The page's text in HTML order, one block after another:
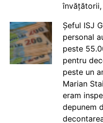
Șeful ISJ
personal
peste
pentru
peste un
Marian
eram
depunem